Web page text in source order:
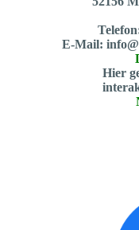
E-Mail:
Hier